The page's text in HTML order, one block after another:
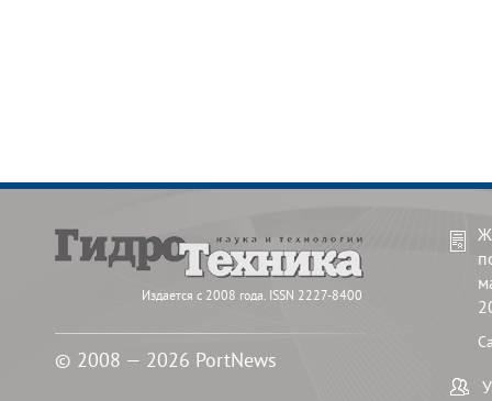
Издается с 2008 года. ISSN 2227-8400
© 2008 — 2026 PortNews